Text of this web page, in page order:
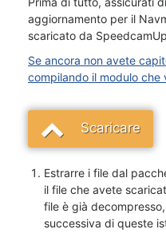
aggiornamento per il
scaricato da
Se ancora non avete
compilando il modulo
Scaricare
Estrarre i file dal
il file che avete
file è già
successiva di queste